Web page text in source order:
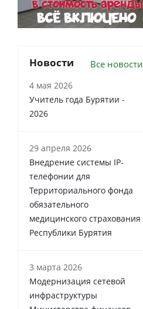
Новости Все новости
4 мая 2026
Учитель года Бурятии -
2026
29 апреля 2026
Внедрение системы IP-
телефонии для
Территориального фонда
обязательного
медицинского страхования
Республики Бурятия
3 марта 2026
Модернизация сетевой
инфраструктуры